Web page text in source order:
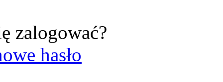
zalogować?
hasło